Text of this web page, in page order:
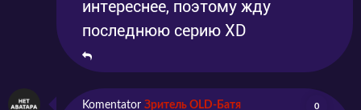
интереснее, поэтому жду
последнюю серию ХD
Komentator Зритель OLD-Батя 0